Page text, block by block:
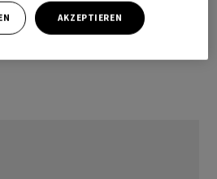
vier Werken steht auf der
Arbeitsplätze könnten
AKZEPTIEREN